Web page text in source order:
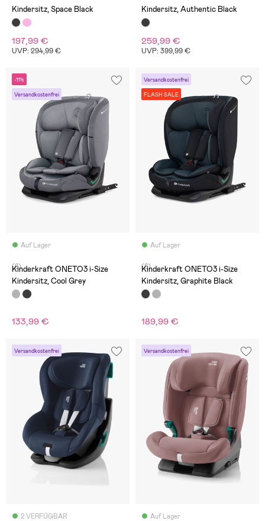
Kindersitz, Space Black
197,99 €
UVP: 294,99 €
Kindersitz, Authentic Black
259,99 €
UVP: 399,99 €
-11%
Versandkostenfrei
Auf Lager
(8)
Kinderkraft ONETO3 i-Size
Kindersitz, Cool Grey
133,99 €
Versandkostenfrei
FLASH SALE
Auf Lager
(8)
Kinderkraft ONETO3 i-Size
Kindersitz, Graphite Black
189,99 €
Versandkostenfrei
2 VERFÜGBAR
Versandkostenfrei
Auf Lager